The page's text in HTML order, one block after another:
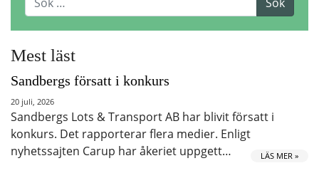
Mest läst
Sandbergs försatt i konkurs
20 juli, 2026
Sandbergs Lots & Transport AB har blivit försatt i
konkurs. Det rapporterar flera medier. Enligt
nyhetssajten Carup har åkeriet uppgett…
LÄS MER »